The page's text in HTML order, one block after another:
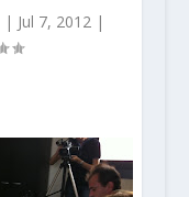
| Jul 7, 2012|